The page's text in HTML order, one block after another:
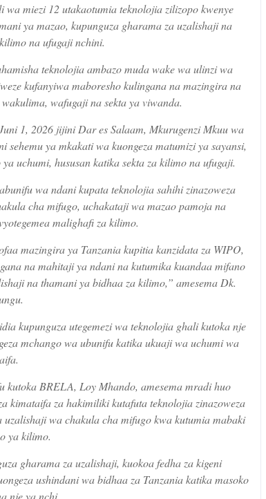
miezi 12 utakaotumia teknolojia zilizopo kwenye
ya mazao, kupunguza gharama za uzalishaji na
na ufugaji nchini.
teknolojia ambazo muda wake wa ulinzi wa
kufanyiwa maboresho kulingana na mazingira na
wafugaji na sekta ya viwanda.
1, 2026 jijini Dar es Salaam, Mkurugenzi Mkuu wa
ya mkakati wa kuongeza matumizi ya sayansi,
uchumi, hususan katika sekta za kilimo na ufugaji.
wa ndani kupata teknolojia sahihi zinazoweza
cha mifugo, uchakataji wa mazao pamoja na
malighafi za kilimo.
mazingira ya Tanzania kupitia kanzidata za WIPO,
na mahitaji ya ndani na kutumika kuandaa mifano
na thamani ya bidhaa za kilimo,” amesema Dk.
kupunguza utegemezi wa teknolojia ghali kutoka nje
mchango wa ubunifu katika ukuaji wa uchumi wa
BRELA, Loy Mhando, amesema mradi huo
kimataifa za hakimiliki kutafuta teknolojia zinazoweza
wa chakula cha mifugo kwa kutumia mabaki
ya kilimo.
gharama za uzalishaji, kuokoa fedha za kigeni
ushindani wa bidhaa za Tanzania katika masoko
nje ya nchi.